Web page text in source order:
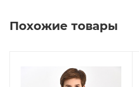
Похожие товары